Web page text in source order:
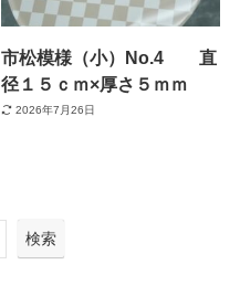
市松模様（小）No.4 直
径１５ｃｍ×厚さ５ｍｍ
2026年7月26日
検索